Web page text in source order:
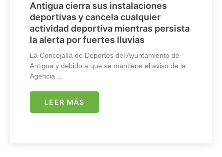
Antigua cierra sus instalaciones
deportivas y cancela cualquier
actividad deportiva mientras persista
la alerta por fuertes lluvias
La Concejalía de Deportes del Ayuntamiento de
Antigua y debido a que se mantiene el aviso de la
Agencia…
LEER MÁS